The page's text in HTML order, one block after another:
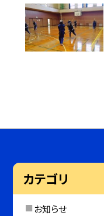
カテゴリ
お知らせ